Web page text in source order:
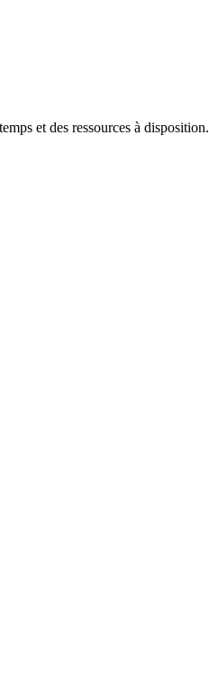
et des ressources à disposition.